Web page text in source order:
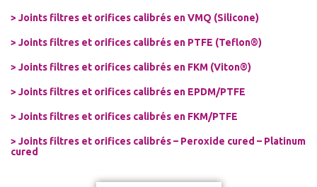
> Joints filtres et orifices calibrés en VMQ (Silicone)
> Joints filtres et orifices calibrés en PTFE (Teflon®)
> Joints filtres et orifices calibrés en FKM (Viton®)
> Joints filtres et orifices calibrés en EPDM/PTFE
> Joints filtres et orifices calibrés en FKM/PTFE
> Joints filtres et orifices calibrés– Peroxide cured – Platinum
cured